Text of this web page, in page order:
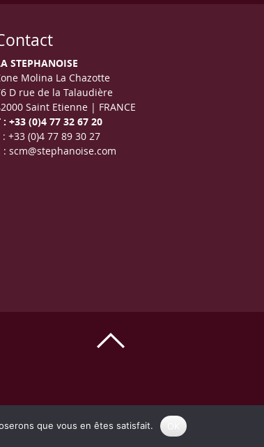
STEPHANOISE
Molina La Chazotte
D rue de la Talaudière
Saint Etienne | FRANCE
: +33 (0)4 77 32 67 20
: +33 (0)4 77 89 30 27
: scm@stephanoise.com
que vous en êtes satisfait.